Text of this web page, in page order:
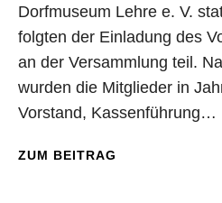
Dorfmuseum Lehre e. V.
folgten der Einladung des
an der Versammlung teil.
wurden die Mitglieder in
Vorstand, Kassenführung…
ZUM BEITRAG